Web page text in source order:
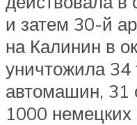
и затем 30-й
на Калинин в
уничтожила 34
автомашин, 31
1000 немецких